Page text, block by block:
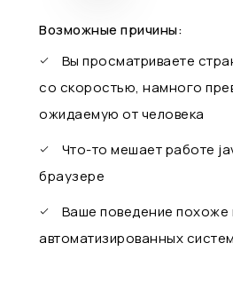
Возможные причины:
Вы просматриваете
со скоростью, намного
ожидаемую от человека
Что-то мешает работе
браузере
Ваше поведение похоже
автоматизированных систем